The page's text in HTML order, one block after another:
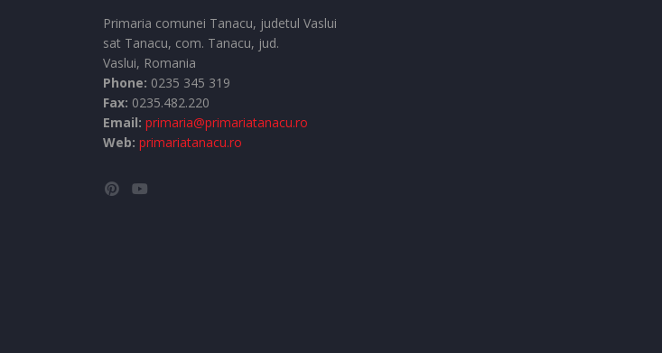
Primaria comunei Tanacu, judetul Vaslui
sat Tanacu, com. Tanacu, jud.
Vaslui, Romania
Phone: 0235 345 319
Fax: 0235.482.220
Email: primaria@primariatanacu.ro
Web: primariatanacu.ro